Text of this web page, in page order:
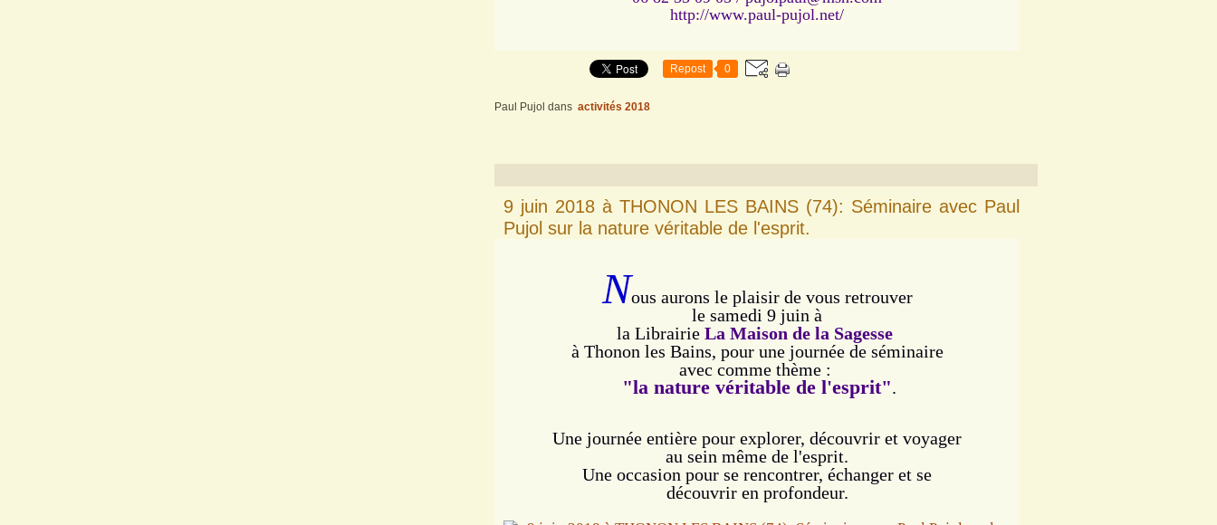
http://www.paul-pujol.net/
Repost 0
Paul Pujol dans activités 2018
9 juin 2018 à THONON LES BAINS (74): Séminaire avec Paul
Pujol sur la nature véritable de l'esprit.
Nous aurons le plaisir de vous retrouver
le samedi 9 juin à
la Librairie La Maison de la Sagesse
à Thonon les Bains, pour une journée de séminaire
avec comme thème :
"la nature véritable de l'esprit".
Une journée entière pour explorer, découvrir et voyager
au sein même de l'esprit.
Une occasion pour se rencontrer, échanger et se
découvrir en profondeur.